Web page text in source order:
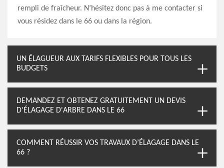
rempli de fraîcheur. N’hésitez donc pas à me contacter si
vous résidez dans le 66 ou dans la région.
UN ÉLAGUEUR AUX TARIFS FLEXIBLES POUR TOUS LES
BUDGETS
DEMANDEZ ET OBTENEZ GRATUITEMENT UN DEVIS
D'ÉLAGAGE D'ARBRE DANS LE 66
COMMENT RÉUSSIR VOS TRAVAUX D’ÉLAGAGE DANS LE
66 ?